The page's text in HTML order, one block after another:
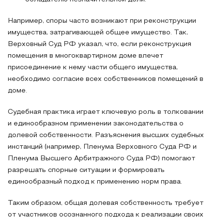
Например, споры часто возникают при реконструкции
имущества, затрагивающей общее имущество. Так,
Верховный Суд РФ указал, что, если реконструкция
помещения в многоквартирном доме влечет
присоединение к нему части общего имущества,
необходимо согласие всех собственников помещений в
доме.
Судебная практика играет ключевую роль в толковании
и единообразном применении законодательства о
долевой собственности. Разъяснения высших судебных
инстанций (например, Пленума Верховного Суда РФ и
Пленума Высшего Арбитражного Суда РФ) помогают
разрешать спорные ситуации и формировать
единообразный подход к применению норм права.
Таким образом, общая долевая собственность требует
от участников осознанного подхода к реализации своих